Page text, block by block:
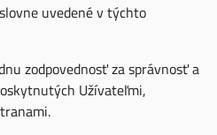
uvedené v týchto
zodpovednosť za správnosť a
Užívateľmi,